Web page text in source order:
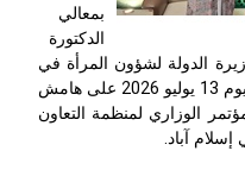
بمعالي
الدكتورة
الدولة لشؤون المرأة في
الجمهورية اليمنية، وذلك يوم 13 يوليو 2026 على هامش
الوزاري لمنظمة التعاون
آباد.